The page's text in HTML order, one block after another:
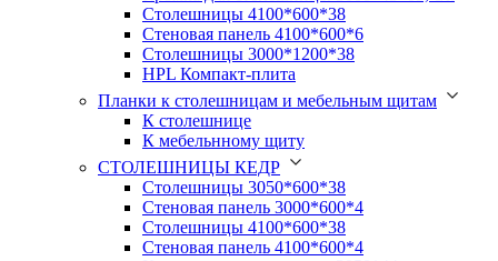
Столешницы 4100*600*38
Стеновая панель 4100*600*6
Столешницы 3000*1200*38
HPL Компакт-плита
Планки к столешницам и мебельным щитам
К столешнице
К мебельнному щиту
СТОЛЕШНИЦЫ КЕДР
Столешницы 3050*600*38
Стеновая панель 3000*600*4
Столешницы 4100*600*38
Стеновая панель 4100*600*4